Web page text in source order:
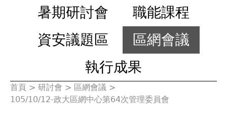
暑期研討會
職能課程
資安議題區
區網會議
執行成果
您
首頁 > 研討會 > 區網會議 >
105/10/12-政大區網中心第64次管理委員會